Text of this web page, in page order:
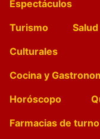
Espectáculos
Turismo
Salud
Culturales
Cocina y
Horóscopo
Farmacias de turno